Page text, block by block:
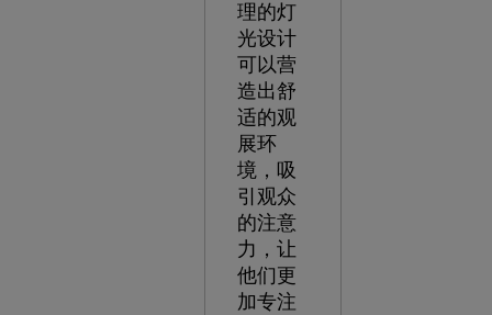
理的灯
光设计
可以营
造出舒
适的观
展环
境，吸
引观众
的注意
力，让
他们更
加专注